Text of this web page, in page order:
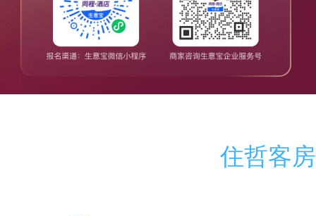
住哲客